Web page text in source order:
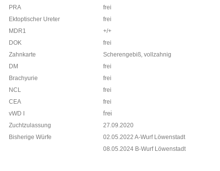
PRA
frei
Ektoptischer Ureter
frei
MDR1
+/+
DOK
frei
Zahnkarte
Scherengebiß, vollzahnig
DM
frei
Brachyurie
frei
NCL
frei
CEA
frei
vWD I
frei
Zuchtzulassung
27.09.2020
Bisherige Würfe
02.05.2022 A-Wurf Löwenstadt
08.05.2024 B-Wurf Löwenstadt